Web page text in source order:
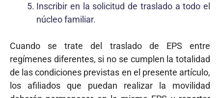
Inscribir en la solicitud de traslado a todo el
núcleo familiar.
Cuando se trate del traslado de EPS entre
regímenes diferentes, si no se cumplen la totalidad
de las condiciones previstas en el presente artículo,
los afiliados que puedan realizar la movilidad